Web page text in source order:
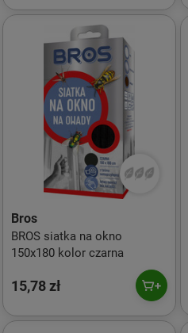
Bros
BROS siatka na okno
150x180 kolor czarna
15,78 zł